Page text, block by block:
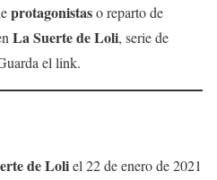
protagonistaso reparto de
La Suerte de Loli, serie de
el link.
de Loliel 22 de enero de 2021